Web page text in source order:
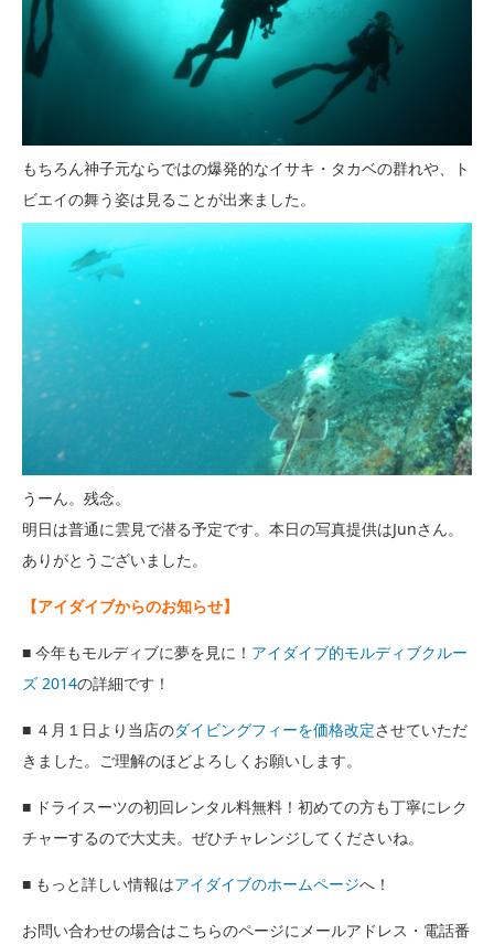
もちろん神子元ならではの爆発的なイサキ・タカベの群れや、ト
ビエイの舞う姿は見ることが出来ました。
うーん。残念。
明日は普通に雲見で潜る予定です。本日の写真提供はJunさん。
ありがとうございました。
【アイダイブからのお知らせ】
■ 今年もモルディブに夢を見に！ アイダイブ的モルディブクルー
ズ 2014の詳細です！
■ ４月１日より当店のダイビングフィーを価格改定させていただ
きました。ご理解のほどよろしくお願いします。
■ ドライスーツの初回レンタル料無料！初めての方も丁寧にレク
チャーするので大丈夫。ぜひチャレンジしてくださいね。
■ もっと詳しい情報はアイダイブのホームページへ！
お問い合わせの場合はこちらのページにメールアドレス・電話番